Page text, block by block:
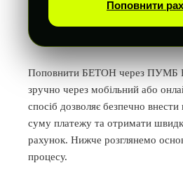
Поповнити
Поповнити БЕТОН через ПУМБ
зручно через мобільний або
спосіб дозволяє безпечно
суму платежу та отримати
рахунок. Нижче розглянемо
процесу.